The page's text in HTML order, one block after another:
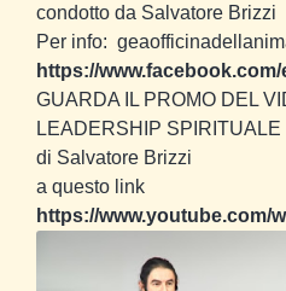
condotto da Salvatore Brizzi
Per info:
https://
GUARDA IL PROMO DEL
LEADERSHIP SPIRITUALE
di Salvatore Brizzi
a questo link
https://www.youtube.com/